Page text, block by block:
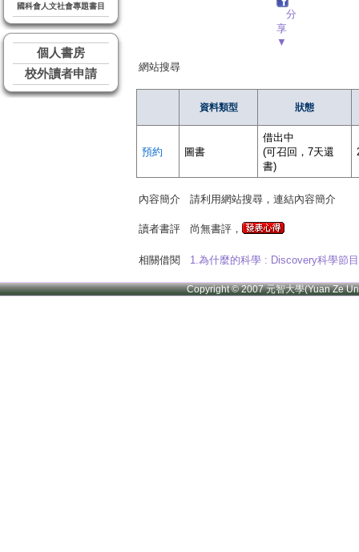
國科會人文社會專題書目
個人書房
校外讀者申請
分
享
▼
網站搜尋
資料類型 狀態
預約 圖書
借出中
(可召回，7天還
書)
內容簡介 請利用網站搜尋，連結內容簡介
讀者書評 尚無書評，
相關借閱 1.為什麼的科學 : Discovery科學節
Copyright © 2007 元智大學(Yuan Ze